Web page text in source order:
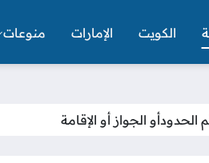
الكويت الإمارات منوعات
الجواز أو الإقامة